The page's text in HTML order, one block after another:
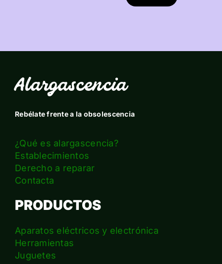
Alargascencia
Rebélate frente a la obsolescencia
¿Qué es alargascencia?
Establecimientos
Derecho a reparar
Contacta
PRODUCTOS
Aparatos eléctricos y electrónica
Herramientas
Juguetes